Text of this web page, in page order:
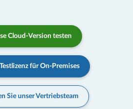
Cloud-Version testen
für On-Premises
Sie unser Vertriebsteam